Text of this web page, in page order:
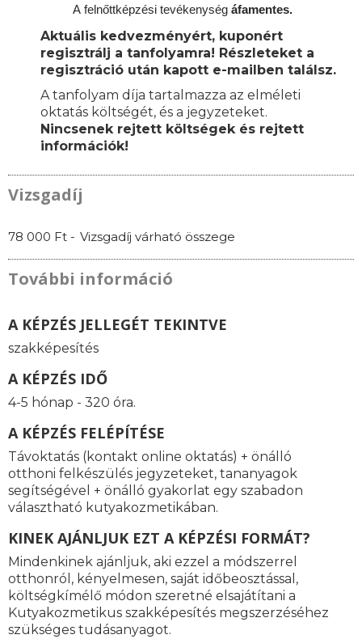
A felnőttképzési tevékenység áfamentes.
Aktuális kedvezményért, kuponért
regisztrálj a tanfolyamra! Részleteket a
regisztráció után kapott e-mailben találsz.
A tanfolyam díja tartalmazza az elméleti
oktatás költségét, és a jegyzeteket.
Nincsenek rejtett költségek és rejtett
információk!
Vizsgadíj
78 000 Ft - Vizsgadíj várható összege
További információ
A KÉPZÉS JELLEGÉT TEKINTVE
szakképesítés
A KÉPZÉS IDŐ
4-5 hónap - 320 óra.
A KÉPZÉS FELÉPÍTÉSE
Távoktatás (kontakt online oktatás) + önálló
otthoni felkészülés jegyzeteket, tananyagok
segítségével + önálló gyakorlat egy szabadon
választható kutyakozmetikában.
KINEK AJÁNLJUK EZT A KÉPZÉSI FORMÁT?
Mindenkinek ajánljuk, aki ezzel a módszerrel
otthonról, kényelmesen, saját időbeosztással,
költségkímélő módon szeretné elsajátítani a
Kutyakozmetikus szakképesítés megszerzéséhez
szükséges tudásanyagot.